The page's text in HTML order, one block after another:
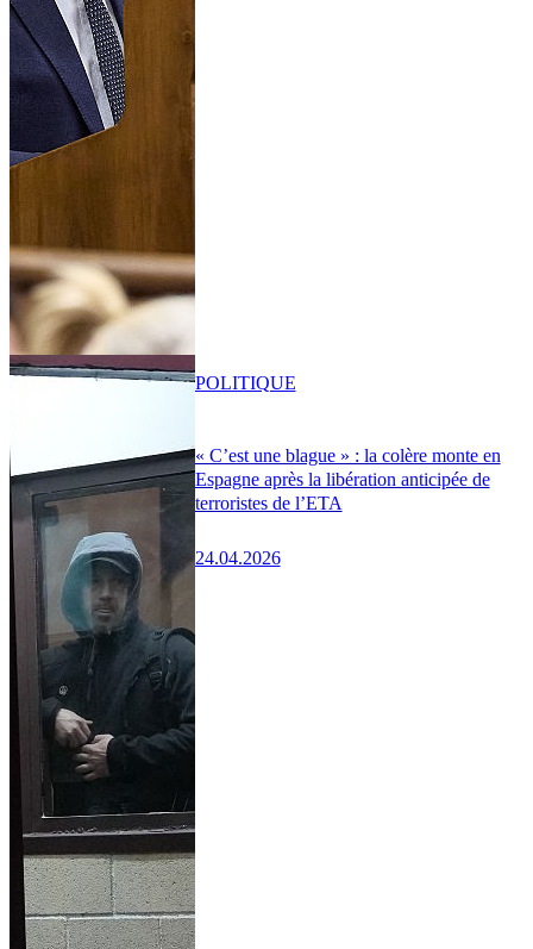
« C’est une blague » : la colère monte en
Espagne après la libération anticipée de
terroristes de l’ETA
24.04.2026
POLITIQUE